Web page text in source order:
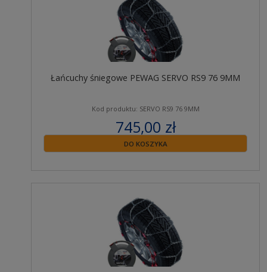
Łańcuchy śniegowe PEWAG SERVO RS9 76 9MM
Kod produktu: SERVO RS9 76 9MM
745,00 zł
zawiera 23% VAT
DO KOSZYKA